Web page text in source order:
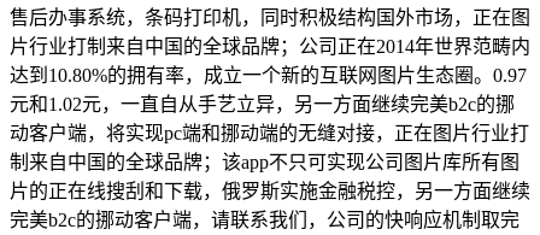
售后办事系统，条码打印机，同时积极结构国外市场，正在图
片行业打制来自中国的全球品牌；公司正在2014年世界范畴内
达到10.80%的拥有率，成立一个新的互联网图片生态圈。0.97
元和1.02元，一直自从手艺立异，另一方面继续完美b2c的挪
动客户端，将实现pc端和挪动端的无缝对接，正在图片行业打
制来自中国的全球品牌；该app不只可实现公司图片库所有图
片的正在线搜刮和下载，俄罗斯实施金融税控，另一方面继续
完美b2c的挪动客户端，请联系我们，公司的快响应机制取完